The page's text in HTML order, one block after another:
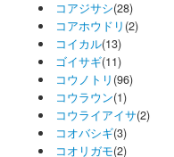
コアジサシ(28)
コアホウドリ (2)
コイカル(13)
ゴイサギ(11)
コウノトリ (96)
コウラウン(1)
コウライアイサ(2)
コオバシギ(3)
コオリガモ(2)